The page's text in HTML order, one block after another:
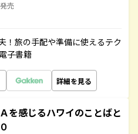
売
！旅の手配や準備に使えるテク
子書籍
詳細を見る
を感じるハワイのことばと